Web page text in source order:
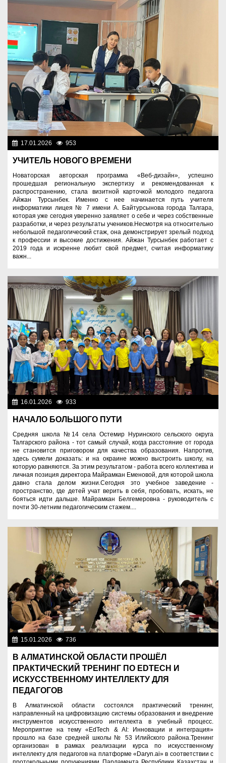
17.01.2026 953
УЧИТЕЛЬ НОВОГО ВРЕМЕНИ
Новаторская авторская программа «Веб-дизайн», успешно
прошедшая региональную экспертизу и рекомендованная к
распространению, стала визитной карточкой молодого педагога
Айжан Турсынбек. Именно с нее начинается путь учителя
информатики лицея № 7 имени А. Байтурсынова города Талгара,
которая уже сегодня уверенно заявляет о себе и через собственные
разработки, и через результаты учеников.Несмотря на относительно
небольшой педагогический стаж, она демонстрирует зрелый подход
к профессии и высокие достижения. Айжан Турсынбек работает с
2019 года и искренне любит свой предмет, считая информатику
важн...
16.01.2026 933
НАЧАЛО БОЛЬШОГО ПУТИ
Средняя школа №14 села Остемир Нуринского сельского округа
Талгарского района - тот самый случай, когда расстояние от города
не становится приговором для качества образования. Напротив,
здесь сумели доказать: и на окраине можно выстроить школу, на
которую равняются. За этим результатом - работа всего коллектива и
личная позиция директора Майрамкан Еменовой, для которой школа
давно стала делом жизни.Сегодня это учебное заведение -
пространство, где детей учат верить в себя, пробовать, искать, не
бояться идти дальше. Майрамкан Белгемеровна - руководитель с
почти 30-летним педагогическим стажем....
15.01.2026 736
В АЛМАТИНСКОЙ ОБЛАСТИ ПРОШЁЛ
ПРАКТИЧЕСКИЙ ТРЕНИНГ ПО EDTECH И
ИСКУССТВЕННОМУ ИНТЕЛЛЕКТУ ДЛЯ
ПЕДАГОГОВ
В Алматинской области состоялся практический тренинг,
направленный на цифровизацию системы образования и внедрение
инструментов искусственного интеллекта в учебный процесс.
Мероприятие на тему «EdTech & AI: Инновации и интеграция»
прошло на базе средней школы № 53 Илийского района.Тренинг
организован в рамках реализации курса по искусственному
интеллекту для педагогов на платформе «Daryn.ai» в соответствии с